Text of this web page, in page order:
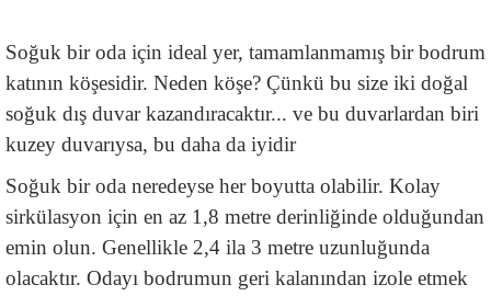
Soğuk bir oda için ideal yer, tamamlanmamış bir bodrum
katının köşesidir. Neden köşe? Çünkü bu size iki doğal
soğuk dış duvar kazandıracaktır... ve bu duvarlardan biri
kuzey duvarıysa, bu daha da iyidir
Soğuk bir oda neredeyse her boyutta olabilir. Kolay
sirkülasyon için en az 1,8 metre derinliğinde olduğundan
emin olun. Genellikle 2,4 ila 3 metre uzunluğunda
olacaktır. Odayı bodrumun geri kalanından izole etmek